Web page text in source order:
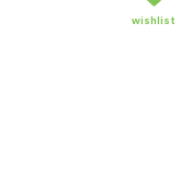
wishlist